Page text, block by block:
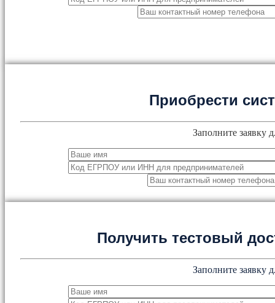
Приобрести
Заполните заявку
Получить тестовый
Заполните заявку